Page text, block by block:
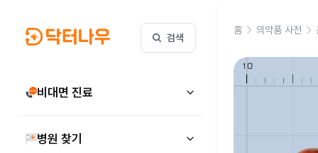
검색
비대면 진료
병원 찾기
홈 의약품 사전